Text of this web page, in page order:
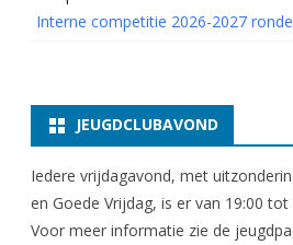
2
Interne competitie 2026-2027 ronde
JEUGDCLUBAVOND
Iedere vrijdagavond, met
en Goede Vrijdag, is er van 19:00
Voor meer informatie zie de